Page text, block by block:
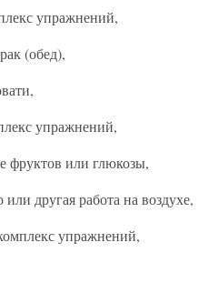
упражнений,
(обед),
упражнений,
фруктов или глюкозы,
другая работа на воздухе,
упражнений,